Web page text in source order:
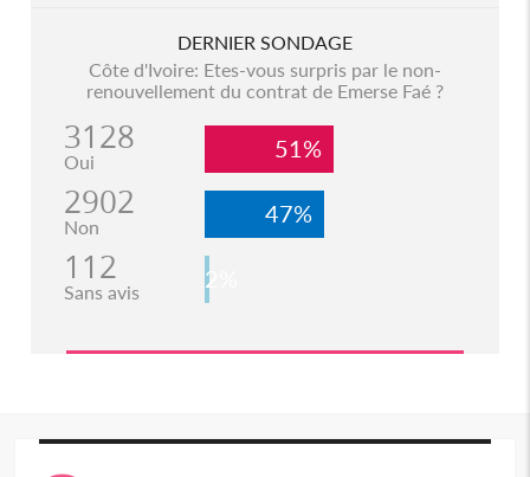
DERNIER SONDAGE
Côte d'Ivoire: Etes-vous surpris par le non-
renouvellement du contrat de Emerse Faé ?
3128
Oui 51%
2902
Non 47%
112
Sans avis 2%